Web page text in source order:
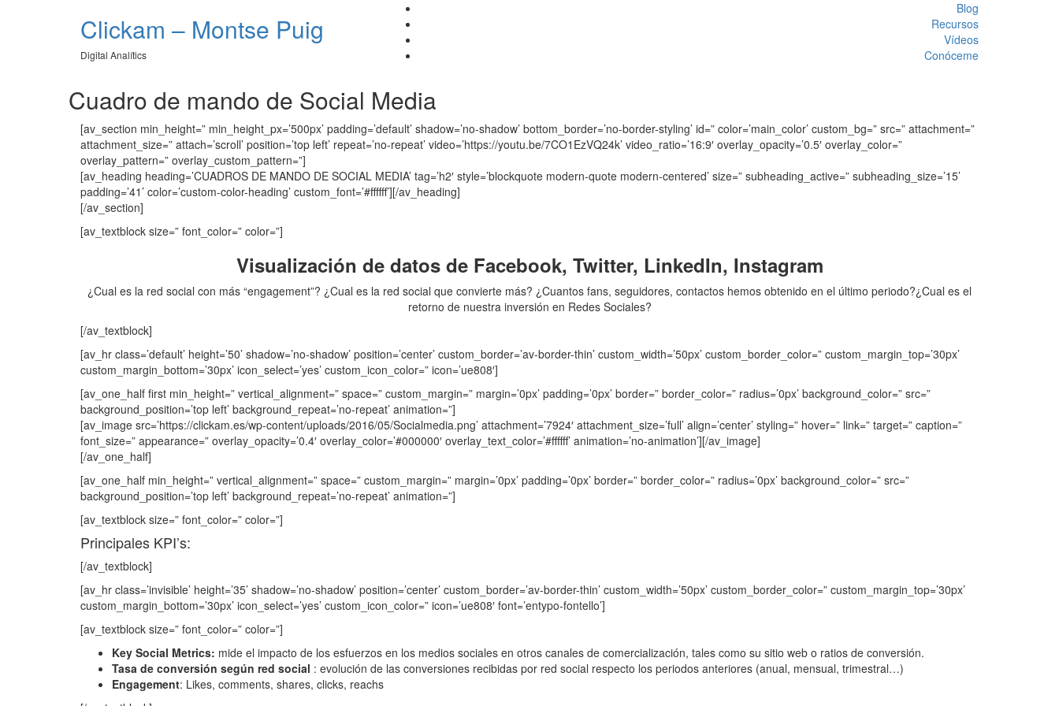
Clickam – Montse Puig
Digital Analítics
Blog
Recursos
Vídeos
Conóceme
Cuadro de mando de Social Media
[av_section min_height=” min_height_px=’500px’ padding=’default’ shadow=’no-shadow’ bottom_border=’no-border-styling’ id=” color=’main_color’ custom_bg=” src=” attachment=”
attachment_size=” attach=’scroll’ position=’top left’ repeat=’no-repeat’ video=’https://youtu.be/7CO1EzVQ24k’ video_ratio=’16:9′ overlay_opacity=’0.5′ overlay_color=”
overlay_pattern=” overlay_custom_pattern=”]
[av_heading heading=’CUADROS DE MANDO DE SOCIAL MEDIA’ tag=’h2′ style=’blockquote modern-quote modern-centered’ size=” subheading_active=” subheading_size=’15’
padding=’41’ color=’custom-color-heading’ custom_font=’#ffffff’][/av_heading]
[/av_section]
[av_textblock size=” font_color=” color=”]
Visualización de datos de Facebook, Twitter, LinkedIn, Instagram
¿Cual es la red social con más “engagement”? ¿Cual es la red social que convierte más? ¿Cuantos fans, seguidores, contactos hemos obtenido en el último periodo?¿Cual es el
retorno de nuestra inversión en Redes Sociales?
[/av_textblock]
[av_hr class=’default’ height=’50’ shadow=’no-shadow’ position=’center’ custom_border=’av-border-thin’ custom_width=’50px’ custom_border_color=” custom_margin_top=’30px’
custom_margin_bottom=’30px’ icon_select=’yes’ custom_icon_color=” icon=’ue808′]
[av_one_half first min_height=” vertical_alignment=” space=” custom_margin=” margin=’0px’ padding=’0px’ border=” border_color=” radius=’0px’ background_color=” src=”
background_position=’top left’ background_repeat=’no-repeat’ animation=”]
[av_image src=’https://clickam.es/wp-content/uploads/2016/05/Socialmedia.png’ attachment=’7924′ attachment_size=’full’ align=’center’ styling=” hover=” link=” target=” caption=”
font_size=” appearance=” overlay_opacity=’0.4′ overlay_color=’#000000′ overlay_text_color=’#ffffff’ animation=’no-animation’][/av_image]
[/av_one_half]
[av_one_half min_height=” vertical_alignment=” space=” custom_margin=” margin=’0px’ padding=’0px’ border=” border_color=” radius=’0px’ background_color=” src=”
background_position=’top left’ background_repeat=’no-repeat’ animation=”]
[av_textblock size=” font_color=” color=”]
Principales KPI’s:
[/av_textblock]
[av_hr class=’invisible’ height=’35’ shadow=’no-shadow’ position=’center’ custom_border=’av-border-thin’ custom_width=’50px’ custom_border_color=” custom_margin_top=’30px’
custom_margin_bottom=’30px’ icon_select=’yes’ custom_icon_color=” icon=’ue808′ font=’entypo-fontello’]
[av_textblock size=” font_color=” color=”]
Key Social Metrics: mide el impacto de los esfuerzos en los medios sociales en otros canales de comercialización, tales como su sitio web o ratios de conversión.
Tasa de conversión según red social : evolución de las conversiones recibidas por red social respecto los periodos anteriores (anual, mensual, trimestral…)
Engagement: Likes, comments, shares, clicks, reachs